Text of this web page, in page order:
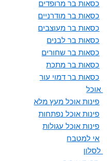
כסאות בר מרופדים
כסאות בר מודרניים
כסאות בר מעוצבים
כסאות בר לבנים
כסאות בר שחורים
כסאות בר מתכת
כסאות בר דמוי עור
אוכל
פינות אוכל מעץ מלא
פינות אוכל נפתחות
פינות אוכל עגולות
אי למטבח
לסלון